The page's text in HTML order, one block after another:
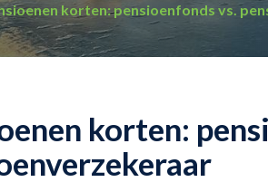
korten: pensioenfonds vs.
korten: